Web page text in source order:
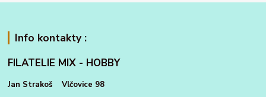
Info kontakty :
FILATELIE MIX - HOBBY
Jan Strakoš Vlčovice 98